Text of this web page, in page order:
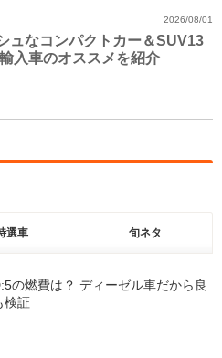
ュなコンパクトカー＆SUV13
入車のオススメを紹介
2026/08/01
選車 旬ネタ
の燃費は？ ディーゼル車だから良
検証